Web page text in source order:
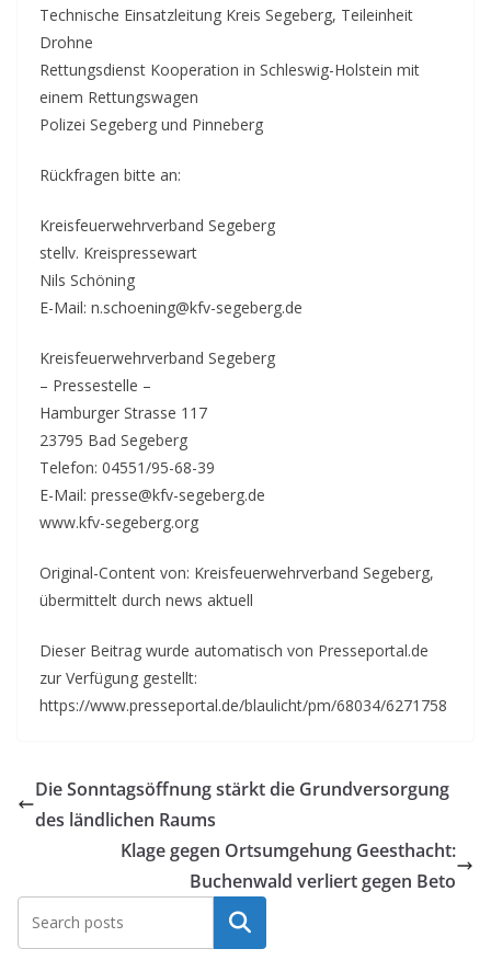
Technische Einsatzleitung Kreis Segeberg, Teileinheit
Drohne
Rettungsdienst Kooperation in Schleswig-Holstein mit
einem Rettungswagen
Polizei Segeberg und Pinneberg
Rückfragen bitte an:
Kreisfeuerwehrverband Segeberg
stellv. Kreispressewart
Nils Schöning
E-Mail: n.schoening@kfv-segeberg.de
Kreisfeuerwehrverband Segeberg
– Pressestelle –
Hamburger Strasse 117
23795 Bad Segeberg
Telefon: 04551/95-68-39
E-Mail: presse@kfv-segeberg.de
www.kfv-segeberg.org
Original-Content von: Kreisfeuerwehrverband Segeberg,
übermittelt durch news aktuell
Dieser Beitrag wurde automatisch von Presseportal.de
zur Verfügung gestellt:
https://www.presseportal.de/blaulicht/pm/68034/6271758
Die Sonntagsöffnung stärkt die Grundversorgung
des ländlichen Raums
Klage gegen Ortsumgehung Geesthacht:
Buchenwald verliert gegen Beto
Suchen